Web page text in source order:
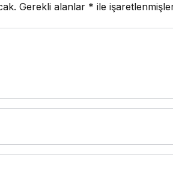
Gerekli alanlar * ile